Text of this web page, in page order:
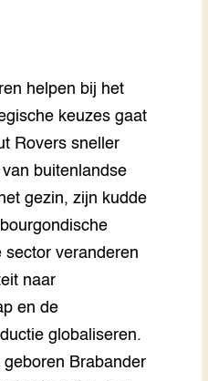
GROEN
Over ons
Contact
Search the
helpen bij het
keuzes gaat
Rovers sneller
buitenlandse
gezin, zijn kudde
sector veranderen
naar
en de
globaliseren.
geboren Brabander